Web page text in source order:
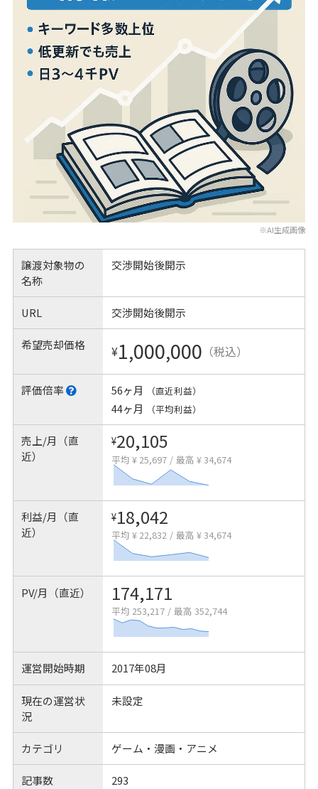
※AI生成画像
譲渡対象物の
名称
交渉開始後開示
URL 交渉開始後開示
希望売却価格 ¥1,000,000 （税込）
評価倍率 56ヶ月 （直近利益）
44ヶ月 （平均利益）
売上/月（直
近）
¥20,105
平均 ¥ 25,697 / 最高 ¥ 34,674
利益/月（直
近）
¥18,042
平均 ¥ 22,832 / 最高 ¥ 34,674
PV/月（直近） 174,171
平均 253,217 / 最高 352,744
運営開始時期 2017年08月
現在の運営状
況
未設定
カテゴリ ゲーム・漫画・アニメ
記事数 293